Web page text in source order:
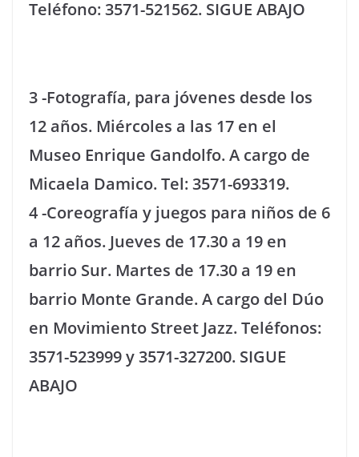
Teléfono: 3571-521562. SIGUE ABAJO
3 -Fotografía, para jóvenes desde los
12 años. Miércoles a las 17 en el
Museo Enrique Gandolfo. A cargo de
Micaela Damico. Tel: 3571-693319.
4 -Coreografía y juegos para niños de 6
a 12 años. Jueves de 17.30 a 19 en
barrio Sur. Martes de 17.30 a 19 en
barrio Monte Grande. A cargo del Dúo
en Movimiento Street Jazz. Teléfonos:
3571-523999 y 3571-327200. SIGUE
ABAJO